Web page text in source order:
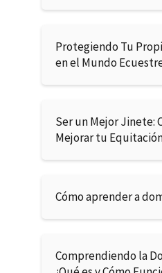
Protegiendo Tu
en el Mundo
Ser un Mejor Jinete:
Mejorar tu
Cómo aprender a
Comprendiendo la